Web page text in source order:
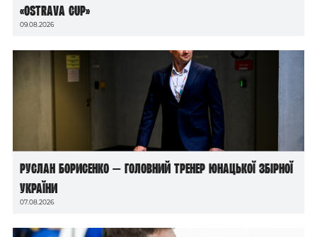
«Ostrava Cup»
09.08.2026
Руслан Борисенко — головний тренер юнацької збірної
України
07.08.2026